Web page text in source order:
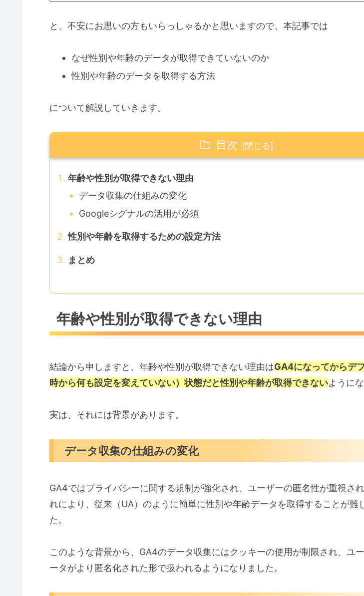
と、不安にお思いの方もいらっしゃるかと思いますので、本記事では
なぜ性別や年齢のデータが取得できていないのか
性別や年齢のデータを取得する方法
について解説していきます。
目次
年齢や性別が取得できない理由
データ収集の仕組みの変化
Googleシグナルの活用が必須
性別や年齢を取得するための設定方法
まとめ
年齢や性別が取得できない理由
結論から申しますと、年齢や性別が取得できない理由はGA4になってからデ
時から何も設定を変えていない）状態だと性別や年齢が取得できないように
実は、それには背景があります。
データ収集の仕組みの変化
GA4ではプライバシーに関する規制が強化され、ユーザーの匿名性が重視さ
れにより、従来（UA）のように簡単に性別や年齢データを取得することが難
た。
このような背景から、GA4のデータ収集にはクッキーの使用が制限され、ユ
ータがより匿名化された形で扱われるようになりました。